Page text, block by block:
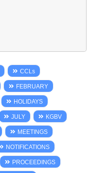
CCLs
FEBRUARY
HOLIDAYS
JULY KGBV
MEETINGS
NOTIFICATIONS
PROCEEDINGS